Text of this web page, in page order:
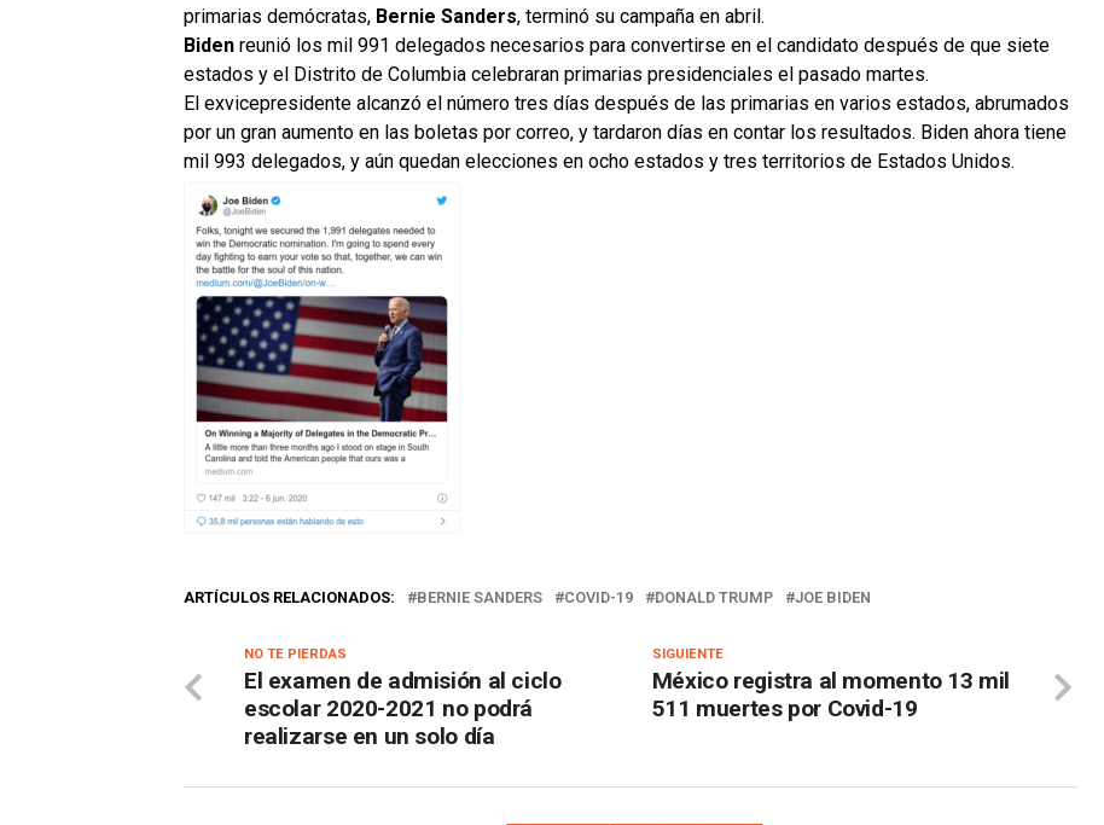
primarias demócratas, Bernie Sanders, terminó su campaña en abril.
Biden reunió los mil 991 delegados necesarios para convertirse en el candidato después de que siete
estados y el Distrito de Columbia celebraran primarias presidenciales el pasado martes.
El exvicepresidente alcanzó el número tres días después de las primarias en varios estados, abrumados
por un gran aumento en las boletas por correo, y tardaron días en contar los resultados. Biden ahora tiene
mil 993 delegados, y aún quedan elecciones en ocho estados y tres territorios de Estados Unidos.
ARTÍCULOS RELACIONADOS: BERNIE SANDERS COVID-19 DONALD TRUMP JOE BIDEN
SIGUIENTE
México registra al momento 13 mil
511 muertes por Covid-19
NO TE PIERDAS
El examen de admisión al ciclo
escolar 2020-2021 no podrá
realizarse en un solo día